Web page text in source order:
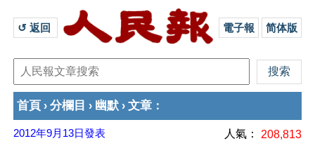
↺ 返回 電子報 简体版
首頁 › 分欄目 › 幽默 › 文章 ：
2012年9月13日發表 人氣： 208,813